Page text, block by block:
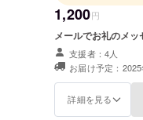
1,200円
メールでお礼のメ
支援者：4人
お届け予定：
詳細を見る